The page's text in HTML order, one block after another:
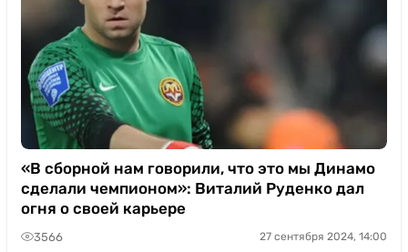
«В сборной нам говорили, что это мы Динамо
сделали чемпионом»: Виталий Руденко дал
огня о своей карьере
3566 27 сентября 2024, 14:00